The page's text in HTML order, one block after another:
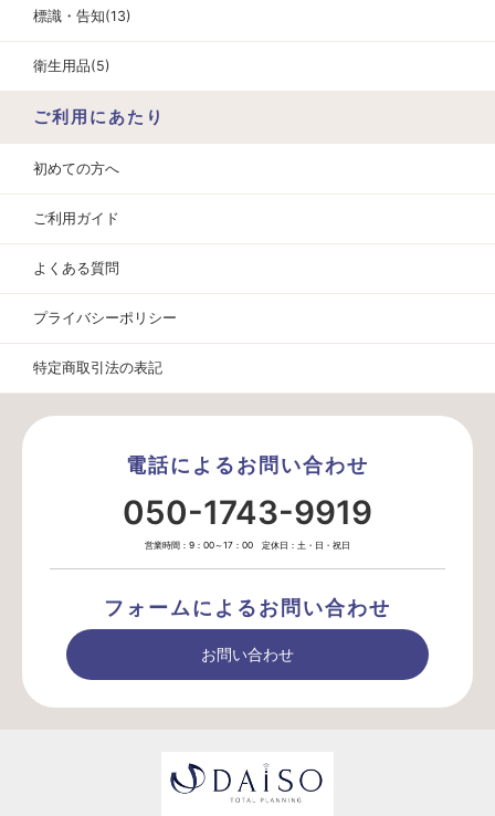
標識・告知(13)
衛生用品(5)
ご利用にあたり
初めての方へ
ご利用ガイド
よくある質問
プライバシーポリシー
特定商取引法の表記
電話によるお問い合わせ
050-1743-9919
営業時間：9：00～17：00 定休日：土・日・祝日
フォームによるお問い合わせ
お問い合わせ